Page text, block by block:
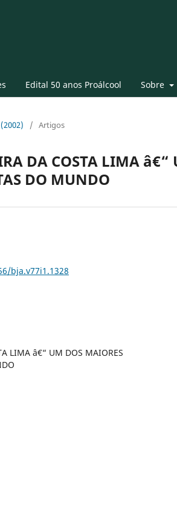
Edital 50 anos Proálcool Sobre
/ Artigos
DA COSTA LIMA â€“
DO MUNDO
bja.v77i1.1328
LIMA â€“ UM DOS MAIORES